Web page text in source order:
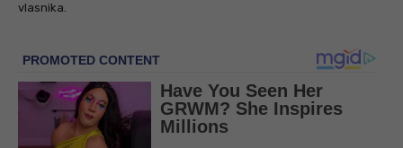
vlasnika.